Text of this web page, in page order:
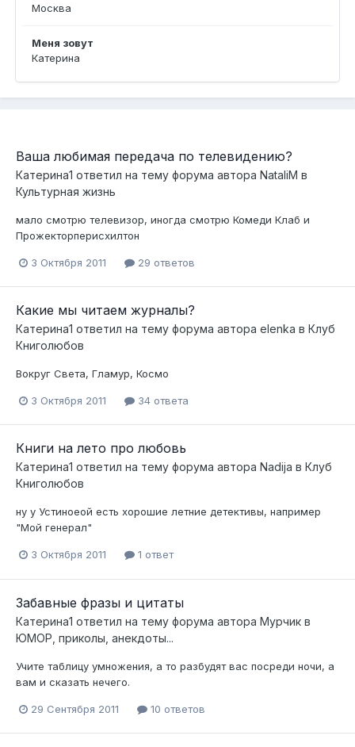
Москва
Меня зовут
Катерина
Ваша любимая передача по телевидению?
Катерина1 ответил на тему форума автора NataliM в
Культурная жизнь
мало смотрю телевизор, иногда смотрю Комеди Клаб и
Прожекторперисхилтон
3 Октября 2011 29 ответов
Какие мы читаем журналы?
Катерина1 ответил на тему форума автора elenka в Клуб
Книголюбов
Вокруг Света, Гламур, Космо
3 Октября 2011 34 ответа
Книги на лето про любовь
Катерина1 ответил на тему форума автора Nadija в Клуб
Книголюбов
ну у Устиноеой есть хорошие летние детективы, например
"Мой генерал"
3 Октября 2011 1 ответ
Забавные фразы и цитаты
Катерина1 ответил на тему форума автора Мурчик в
ЮМОР, приколы, анекдоты...
Учите таблицу умножения, а то разбудят вас посреди ночи, а
вам и сказать нечего.
29 Сентября 2011 10 ответов